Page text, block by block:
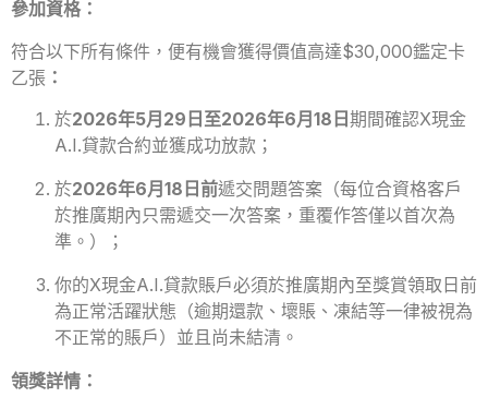
參加資格：
符合以下所有條件，便有機會獲得價值高達$30,000鑑定卡
乙張 ：
於2026年5月29日至2026年6月18日 期間確認X現金
A.I.貸款合約並獲成功放款；
於2026年6月18日前遞交問題答案（每位合資格客戶
於推廣期內只需遞交一次答案，重覆作答僅以首次為
準。）；
你的X現金A.I.貸款賬戶必須於推廣期內至獎賞領取日前
為正常活躍狀態（逾期還款、壞賬、凍結等一律被視為
不正常的賬戶）並且尚未結清。
領獎詳情：